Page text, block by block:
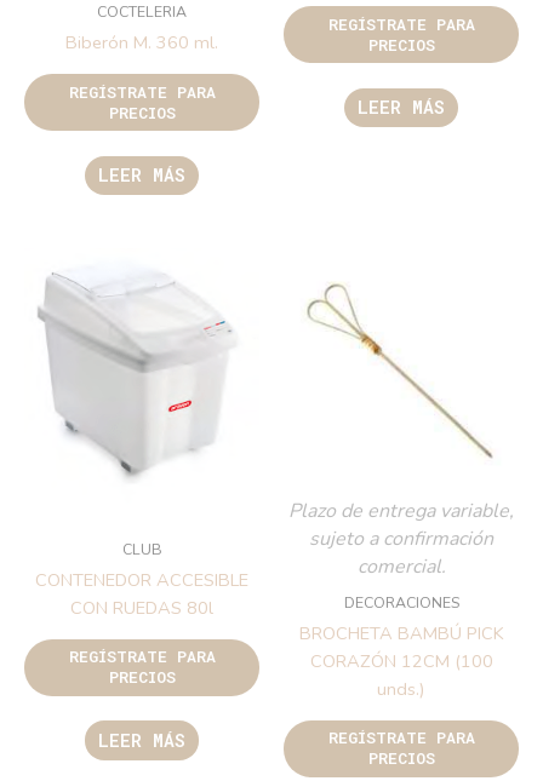
COCTELERIA
Biberón M. 360 ml.
REGÍSTRATE PARA
PRECIOS
LEER MÁS
REGÍSTRATE PARA
PRECIOS
LEER MÁS
CLUB
CONTENEDOR ACCESIBLE
CON RUEDAS 80l
REGÍSTRATE PARA
PRECIOS
LEER MÁS
Plazo de entrega variable,
sujeto a confirmación
comercial.
DECORACIONES
BROCHETA BAMBÚ PICK
CORAZÓN 12CM (100
unds.)
REGÍSTRATE PARA
PRECIOS